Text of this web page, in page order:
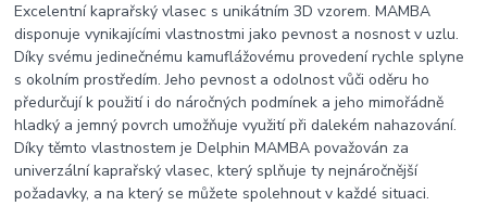
Excelentní kaprařský vlasec s unikátním 3D vzorem. MAMBA
disponuje vynikajícími vlastnostmi jako pevnost a nosnost v uzlu.
Díky svému jedinečnému kamuflážovému provedení rychle splyne
s okolním prostředím. Jeho pevnost a odolnost vůči oděru ho
předurčují k použití i do náročných podmínek a jeho mimořádně
hladký a jemný povrch umožňuje využití při dalekém nahazování.
Díky těmto vlastnostem je Delphin MAMBA považován za
univerzální kaprařský vlasec, který splňuje ty nejnáročnější
požadavky, a na který se můžete spolehnout v každé situaci.